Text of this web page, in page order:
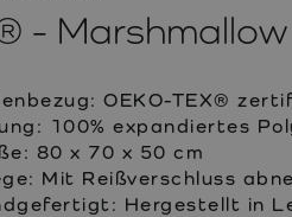
-
OEKO-TEX®
100% expandiertes
80 x 70 x 50 cm
Mit Reißverschluss
Hergestellt in